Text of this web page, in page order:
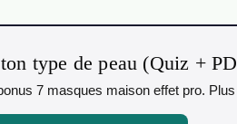
type de peau (Quiz +
7 masques maison effet pro.